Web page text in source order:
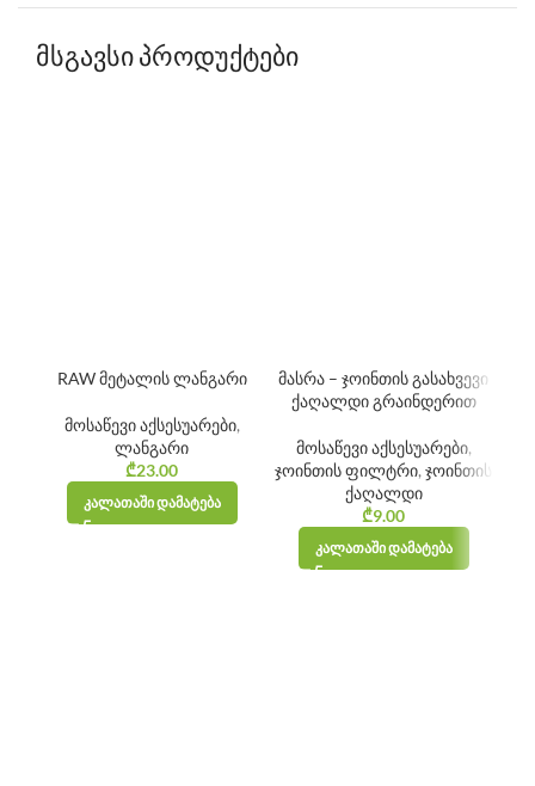
მსგავსი პროდუქტები
RAW მეტალის ლანგარი
მოსაწევი აქსესუარები,
ლანგარი
₾23.00
ᲙᲐᲚᲐᲗᲐᲨᲘ ᲓᲐᲛᲐᲢᲔᲑᲐ
მასრა – ჯოინთის გასახვევი
ქაღალდი გრაინდერით
მოსაწევი აქსესუარები,
ჯოინთის ფილტრი,ჯოინთის
ქაღალდი
₾9.00
ᲙᲐᲚᲐᲗᲐᲨᲘ ᲓᲐᲛᲐᲢᲔᲑᲐ